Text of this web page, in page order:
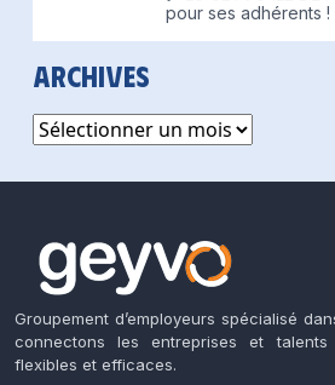
pour ses adhérents !
Archives
Archives
Groupement d’employeurs spécialisé
connectons les entreprises et
flexibles et efficaces.